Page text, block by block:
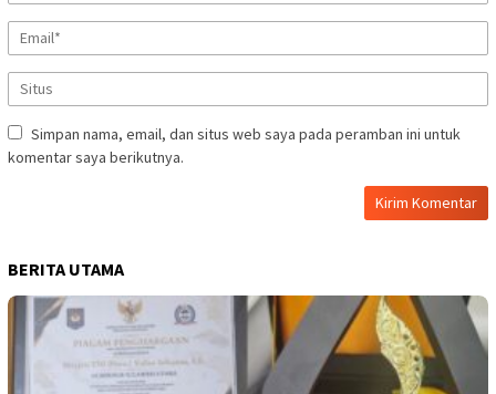
Simpan nama, email, dan situs web saya pada peramban ini untuk
komentar saya berikutnya.
BERITA UTAMA